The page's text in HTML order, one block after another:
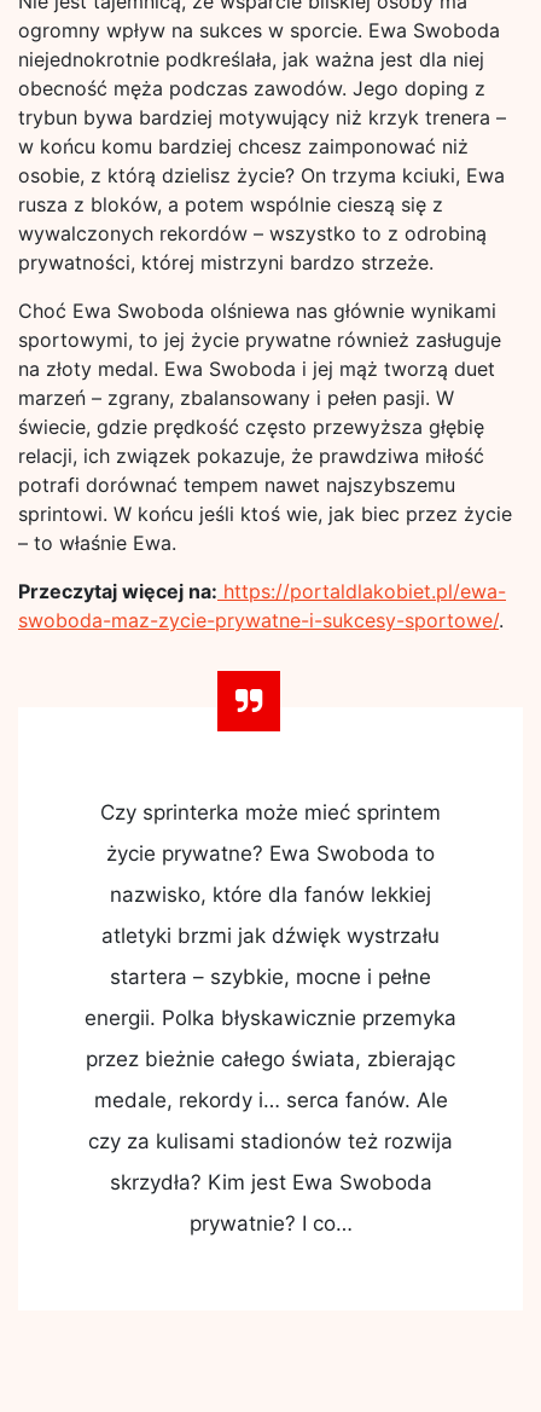
ogromny wpływ na sukces w sporcie. Ewa Swoboda
niejednokrotnie podkreślała, jak ważna jest dla niej
obecność męża podczas zawodów. Jego doping z
trybun bywa bardziej motywujący niż krzyk trenera –
w końcu komu bardziej chcesz zaimponować niż
osobie, z którą dzielisz życie? On trzyma kciuki, Ewa
rusza z bloków, a potem wspólnie cieszą się z
wywalczonych rekordów – wszystko to z odrobiną
prywatności, której mistrzyni bardzo strzeże.
Choć Ewa Swoboda olśniewa nas głównie wynikami
sportowymi, to jej życie prywatne również zasługuje
na złoty medal. Ewa Swoboda i jej mąż tworzą duet
marzeń – zgrany, zbalansowany i pełen pasji. W
świecie, gdzie prędkość często przewyższa głębię
relacji, ich związek pokazuje, że prawdziwa miłość
potrafi dorównać tempem nawet najszybszemu
sprintowi. W końcu jeśli ktoś wie, jak biec przez życie
– to właśnie Ewa.
Przeczytaj więcej na: https://portaldlakobiet.pl/ewa-
swoboda-maz-zycie-prywatne-i-sukcesy-sportowe/.
Czy sprinterka może mieć sprintem
życie prywatne? Ewa Swoboda to
nazwisko, które dla fanów lekkiej
atletyki brzmi jak dźwięk wystrzału
startera – szybkie, mocne i pełne
energii. Polka błyskawicznie przemyka
przez bieżnie całego świata, zbierając
medale, rekordy i… serca fanów. Ale
czy za kulisami stadionów też rozwija
skrzydła? Kim jest Ewa Swoboda
prywatnie? I co…